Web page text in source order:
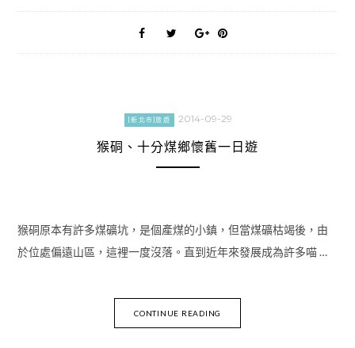
[新北市]旅遊 2014-09-29
猴硐、十分煤鄉懷舊一日遊
猴硐原本有許多煤礦坑，是個產煤的小鎮，但當煤礦枯竭後，由
於位處偏遠山區，這裡一度沒落。直到近年來發展成為許多喵 …
CONTINUE READING